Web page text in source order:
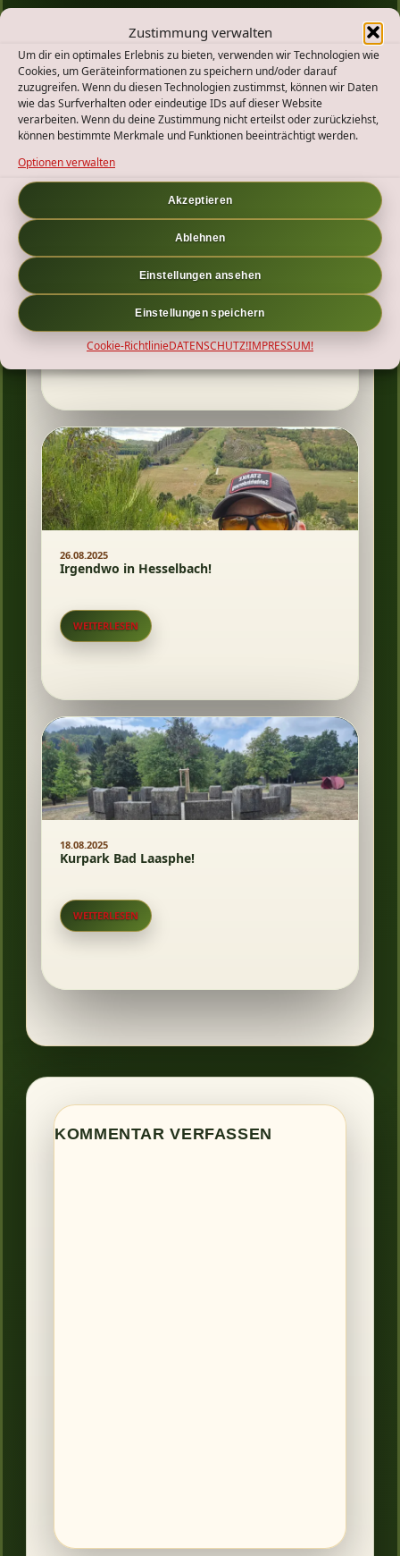
Zustimmung verwalten
Um dir ein optimales Erlebnis zu bieten, verwenden wir Technologien wie
Cookies, um Geräteinformationen zu speichern und/oder darauf
zuzugreifen. Wenn du diesen Technologien zustimmst, können wir Daten
wie das Surfverhalten oder eindeutige IDs auf dieser Website
verarbeiten. Wenn du deine Zustimmung nicht erteilst oder zurückziehst,
können bestimmte Merkmale und Funktionen beeinträchtigt werden.
Optionen verwalten
Akzeptieren
Ablehnen
Einstellungen ansehen
Einstellungen speichern
Cookie-RichtlinieDATENSCHUTZ!IMPRESSUM!
WEITER DRAUSSEN
Ähnliche Touren
Wanderung in Richtung Mandeln, Hessen
WEITERLESEN
26.08.2025
Irgendwo in Hesselbach!
WEITERLESEN
18.08.2025
Kurpark Bad Laasphe!
WEITERLESEN
KOMMENTAR VERFASSEN